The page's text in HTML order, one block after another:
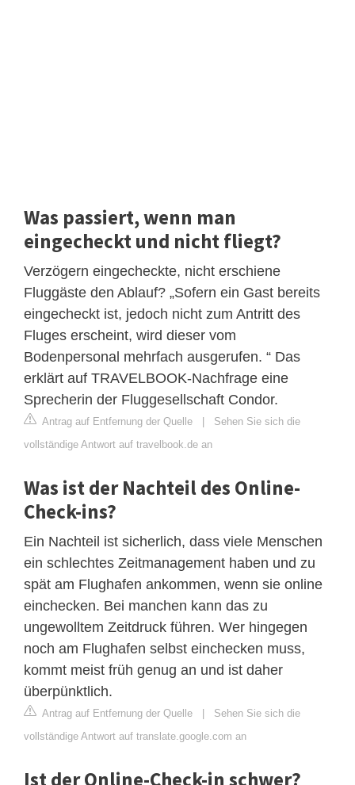
Was passiert, wenn man
eingecheckt und nicht fliegt?
Verzögern eingecheckte, nicht erschiene
Fluggäste den Ablauf? „Sofern ein Gast bereits
eingecheckt ist, jedoch nicht zum Antritt des
Fluges erscheint, wird dieser vom
Bodenpersonal mehrfach ausgerufen. “ Das
erklärt auf TRAVELBOOK-Nachfrage eine
Sprecherin der Fluggesellschaft Condor.
Antrag auf Entfernung der Quelle | Sehen Sie sich die
vollständige Antwort auf travelbook.de an
Was ist der Nachteil des Online-
Check-ins?
Ein Nachteil ist sicherlich, dass viele Menschen
ein schlechtes Zeitmanagement haben und zu
spät am Flughafen ankommen, wenn sie online
einchecken. Bei manchen kann das zu
ungewolltem Zeitdruck führen. Wer hingegen
noch am Flughafen selbst einchecken muss,
kommt meist früh genug an und ist daher
überpünktlich.
Antrag auf Entfernung der Quelle | Sehen Sie sich die
vollständige Antwort auf translate.google.com an
Ist der Online-Check-in schwer?